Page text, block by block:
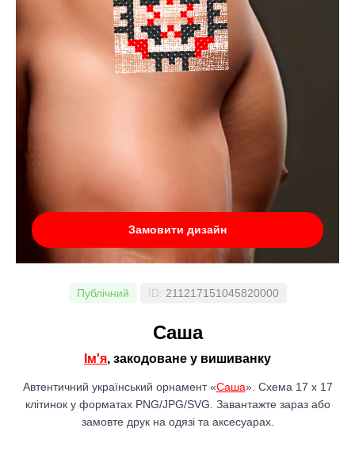
Замовити дизайн
Публічний ID: 211217151045820000
Саша
Ім'я, закодоване у вишиванку
Автентичний український орнамент «Саша». Схема 17 x 17
клітинок у форматах PNG/JPG/SVG. Завантажте зараз або
замовте друк на одязі та аксесуарах.